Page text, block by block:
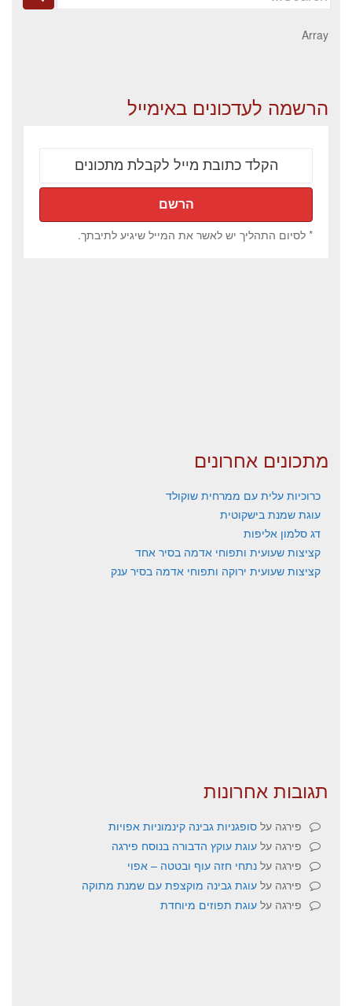
Array
הרשמה לעדכונים באימייל
* לסיום התהליך יש לאשר את המייל שיגיע לתיבתך.
מתכונים אחרונים
כרוכיות עלית עם ממרחית שוקולד
עוגת שמנת בישקוטית
דג סלמון אליפות
קציצות שעועית ותפוחי אדמה בסיר אחד
קציצות שעועית ירוקה ותפוחי אדמה בסיר ענק
תגובות אחרונות
פירגה על סופגניות גבינה קינמוניות אפויות
פירגה על עוגת עוקץ הדבורה בנוסח פירגה
פירגה על נתחי חזה עוף ובטטה – אפוי
פירגה על עוגת גבינה מוקצפת עם שמנת מתוקה
פירגה על עוגת תפוזים מיוחדת